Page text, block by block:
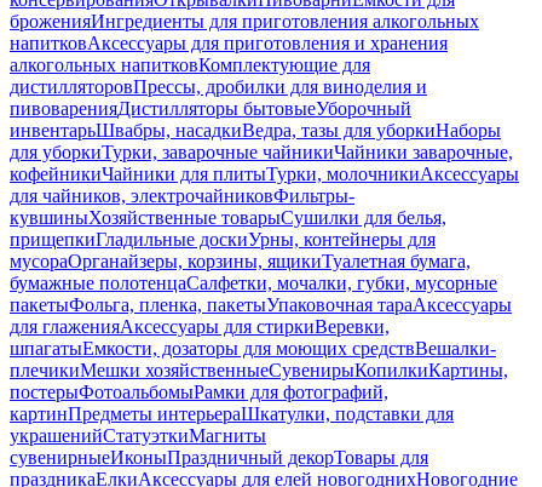
броженияИнгредиенты для приготовления алкогольных
напитковАксессуары для приготовления и хранения
алкогольных напитковКомплектующие для
дистилляторовПрессы, дробилки для виноделия и
пивоваренияДистилляторы бытовыеУборочный
инвентарьШвабры, насадкиВедра, тазы для уборкиНаборы
для уборкиТурки, заварочные чайникиЧайники заварочные,
кофейникиЧайники для плитыТурки, молочникиАксессуары
для чайников, электрочайниковФильтры-
кувшиныХозяйственные товарыСушилки для белья,
прищепкиГладильные доскиУрны, контейнеры для
мусораОрганайзеры, корзины, ящикиТуалетная бумага,
бумажные полотенцаСалфетки, мочалки, губки, мусорные
пакетыФольга, пленка, пакетыУпаковочная тараАксессуары
для глаженияАксессуары для стиркиВеревки,
шпагатыЕмкости, дозаторы для моющих средствВешалки-
плечикиМешки хозяйственныеСувенирыКопилкиКартины,
постерыФотоальбомыРамки для фотографий,
картинПредметы интерьераШкатулки, подставки для
украшенийСтатуэткиМагниты
сувенирныеИконыПраздничный декорТовары для
праздникаЕлкиАксессуары для елей новогоднихНовогодние